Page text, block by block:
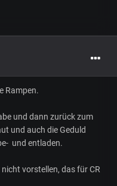
Rampen.
und dann zurück zum
und auch die Geduld
und entladen.
vorstellen, das für CR